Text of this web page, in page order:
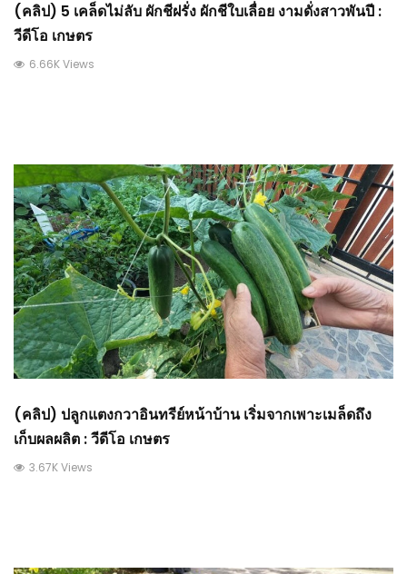
(คลิป) 5 เคล็ดไม่ลับ ผักชีฝรั่ง ผักชีใบเลื่อย งามดั่งสาวพันปี :
วีดีโอ เกษตร
6.66K Views
(คลิป) ปลูกแตงกวาอินทรีย์หน้าบ้าน เริ่มจากเพาะเมล็ดถึง
เก็บผลผลิต : วีดีโอ เกษตร
3.67K Views